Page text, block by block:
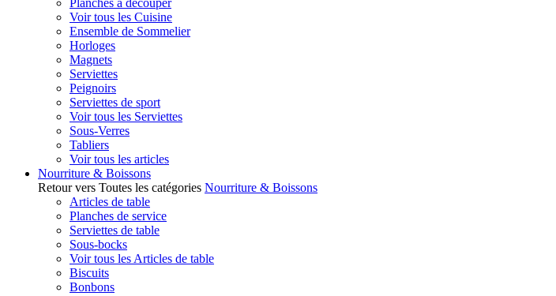
Planches a decouper
Voir tous les Cuisine
Ensemble de Sommelier
Horloges
Magnets
Serviettes
Peignoirs
Serviettes de sport
Voir tous les Serviettes
Sous-Verres
Tabliers
Voir tous les articles
Nourriture & Boissons
Retour vers Toutes les catégories Nourriture & Boissons
Articles de table
Planches de service
Serviettes de table
Sous-bocks
Voir tous les Articles de table
Biscuits
Bonbons